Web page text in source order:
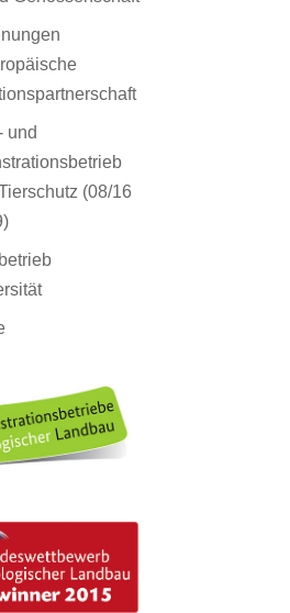
und
(08/16